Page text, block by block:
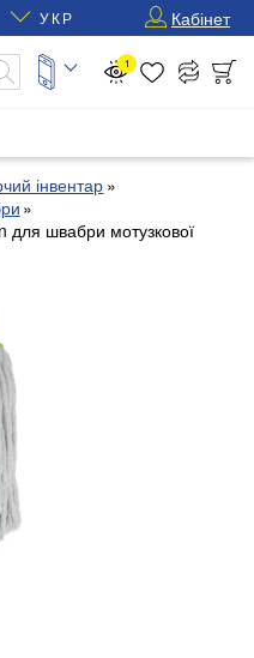
УКР Кабінет
1
інвентар
для швабри мотузкової